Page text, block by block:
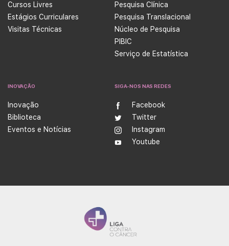
Cursos Livres
Estágios Curriculares
Visitas Técnicas
Pesquisa Clínica
Pesquisa Translacional
Núcleo de Pesquisa
PIBIC
Serviço de Estatística
INOVAÇÃO
Inovação
Biblioteca
Eventos e Notícias
SIGA-NOS NAS REDES
Facebook
Twitter
Instagram
Youtube